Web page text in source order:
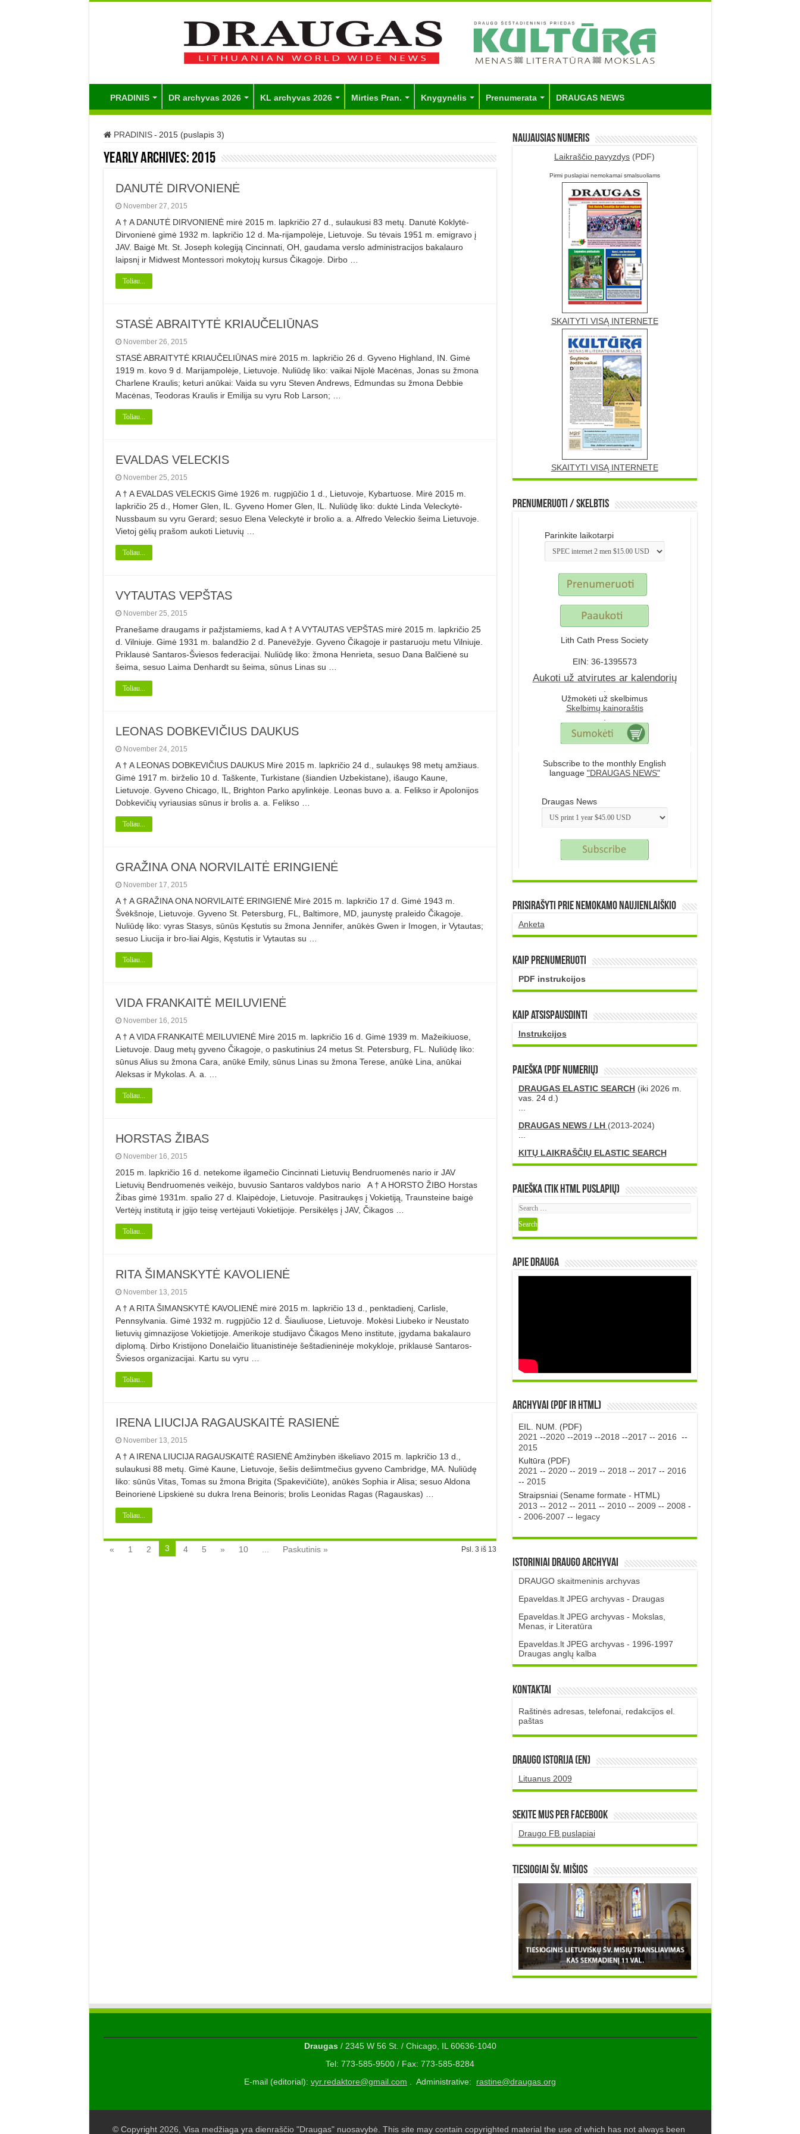
PRADINIS DR archyvas 2026 KL archyvas 2026 Mirties Pran. Knygynėlis Prenumerata DRAUGAS NEWS
PRADINIS - 2015 (puslapis 3)
Yearly Archives: 2015
DANUTĖ DIRVONIENĖ
November 27, 2015
A † A DANUTĖ DIRVONIENĖ mirė 2015 m. lapkričio 27 d., sulaukusi 83 metų. Danutė Koklytė-
Dirvonienė gimė 1932 m. lapkričio 12 d. Ma-rijampolėje, Lietuvoje. Su tėvais 1951 m. emigravo į
JAV. Baigė Mt. St. Joseph kolegiją Cincinnati, OH, gaudama verslo administracijos bakalauro
laipsnį ir Midwest Montessori mokytojų kursus Čikagoje. Dirbo …
Toliau...
STASĖ ABRAITYTĖ KRIAUČELIŪNAS
November 26, 2015
STASĖ ABRAITYTĖ KRIAUČELIŪNAS mirė 2015 m. lapkričio 26 d. Gyveno Highland, IN. Gimė
1919 m. kovo 9 d. Marijampolėje, Lietuvoje. Nuliūdę liko: vaikai Nijolė Macėnas, Jonas su žmona
Charlene Kraulis; keturi anūkai: Vaida su vyru Steven Andrews, Edmundas su žmona Debbie
Macėnas, Teodoras Kraulis ir Emilija su vyru Rob Larson; …
Toliau...
EVALDAS VELECKIS
November 25, 2015
A † A EVALDAS VELECKIS Gimė 1926 m. rugpjūčio 1 d., Lietuvoje, Kybartuose. Mirė 2015 m.
lapkričio 25 d., Homer Glen, IL. Gyveno Homer Glen, IL. Nuliūdę liko: duktė Linda Veleckytė-
Nussbaum su vyru Gerard; sesuo Elena Veleckytė ir brolio a. a. Alfredo Veleckio šeima Lietuvoje.
Vietoj gėlių prašom aukoti Lietuvių …
Toliau...
VYTAUTAS VEPŠTAS
November 25, 2015
Pranešame draugams ir pažįstamiems, kad A † A VYTAUTAS VEPŠTAS mirė 2015 m. lapkričio 25
d. Vilniuje. Gimė 1931 m. balandžio 2 d. Panevėžyje. Gyveno Čikagoje ir pastaruoju metu Vilniuje.
Priklausė Santaros-Šviesos federacijai. Nuliūdę liko: žmona Henrieta, sesuo Dana Balčienė su
šeima, sesuo Laima Denhardt su šeima, sūnus Linas su …
Toliau...
LEONAS DOBKEVIČIUS DAUKUS
November 24, 2015
A † A LEONAS DOBKEVIČIUS DAUKUS Mirė 2015 m. lapkričio 24 d., sulaukęs 98 metų amžiaus.
Gimė 1917 m. birželio 10 d. Taškente, Turkistane (šiandien Uzbekistane), išaugo Kaune,
Lietuvoje. Gyveno Chicago, IL, Brighton Parko apylinkėje. Leonas buvo a. a. Felikso ir Apolonijos
Dobkevičių vyriausias sūnus ir brolis a. a. Felikso …
Toliau...
GRAŽINA ONA NORVILAITĖ ERINGIENĖ
November 17, 2015
A † A GRAŽINA ONA NORVILAITĖ ERINGIENĖ Mirė 2015 m. lapkričio 17 d. Gimė 1943 m.
Švėkšnoje, Lietuvoje. Gyveno St. Petersburg, FL, Baltimore, MD, jaunystę praleido Čikagoje.
Nuliūdę liko: vyras Stasys, sūnūs Kęstutis su žmona Jennifer, anūkės Gwen ir Imogen, ir Vytautas;
sesuo Liucija ir bro-liai Algis, Kęstutis ir Vytautas su …
Toliau...
VIDA FRANKAITĖ MEILUVIENĖ
November 16, 2015
A † A VIDA FRANKAITĖ MEILUVIENĖ Mirė 2015 m. lapkričio 16 d. Gimė 1939 m. Mažeikiuose,
Lietuvoje. Daug metų gyveno Čikagoje, o paskutinius 24 metus St. Petersburg, FL. Nuliūdę liko:
sūnus Alius su žmona Cara, anūkė Emily, sūnus Linas su žmona Terese, anūkė Lina, anūkai
Aleksas ir Mykolas. A. a. …
Toliau...
HORSTAS ŽIBAS
November 16, 2015
2015 m. lapkričio 16 d. netekome ilgamečio Cincinnati Lietuvių Bendruomenės nario ir JAV
Lietuvių Bendruomenės veikėjo, buvusio Santaros valdybos nario A † A HORSTO ŽIBO Horstas
Žibas gimė 1931m. spalio 27 d. Klaipėdoje, Lietuvoje. Pasitraukęs į Vokietiją, Traunsteine baigė
Vertėjų institutą ir įgijo teisę vertėjauti Vokietijoje. Persikėlęs į JAV, Čikagos …
Toliau...
RITA ŠIMANSKYTĖ KAVOLIENĖ
November 13, 2015
A † A RITA ŠIMANSKYTĖ KAVOLIENĖ mirė 2015 m. lapkričio 13 d., penktadienį, Carlisle,
Pennsylvania. Gimė 1932 m. rugpjūčio 12 d. Šiauliuose, Lietuvoje. Mokėsi Liubeko ir Neustato
lietuvių gimnazijose Vokietijoje. Amerikoje studijavo Čikagos Meno institute, įgydama bakalauro
diplomą. Dirbo Kristijono Donelaičio lituanistinėje šeštadieninėje mokykloje, priklausė Santaros-
Šviesos organizacijai. Kartu su vyru …
Toliau...
IRENA LIUCIJA RAGAUSKAITĖ RASIENĖ
November 13, 2015
A † A IRENA LIUCIJA RAGAUSKAITĖ RASIENĖ Amžinybėn iškeliavo 2015 m. lapkričio 13 d.,
sulaukusi 88 metų. Gimė Kaune, Lietuvoje, šešis dešimtmečius gyveno Cambridge, MA. Nuliūdę
liko: sūnūs Vitas, Tomas su žmona Brigita (Spakevičiūte), anūkės Sophia ir Alisa; sesuo Aldona
Beinorienė Lipskienė su dukra Irena Beinoris; brolis Leonidas Ragas (Ragauskas) …
Toliau...
Psl. 3 iš 13
« 1 2 3 4 5 » 10 Paskutinis »
Naujausias numeris
Laikraščio pavyzdys (PDF)
Pirmi puslapiai nemokamai smalsuoliams
SKAITYTI VISĄ INTERNETE
SKAITYTI VISĄ INTERNETE
Prenumeruoti / Skelbtis
Parinkite laikotarpi
Lith Cath Press Society
EIN: 36-1395573
Aukoti už atvirutes ar kalendorių
.
Užmokėti už skelbimus
Skelbimų kainoraštis
.
Subscribe to the monthly English
language "DRAUGAS NEWS"
Draugas News
Prisirašyti prie nemokamo naujienlaiškio
Anketa
Kaip prenumeruoti
PDF instrukcijos
Kaip atsispausdinti
Instrukcijos
PAIEŠKA (PDF numerių)
DRAUGAS ELASTIC SEARCH(iki 2026 m.
vas. 24 d.)
...
DRAUGAS NEWS / LH (2013-2024)
...
KITŲ LAIKRAŠČIŲ ELASTIC SEARCH
Paieška (tik HTML puslapių)
Apie DRAUGA
Archyvai (PDF ir HTML)
EIL. NUM. (PDF)
2021 --2020--2019 --2018 --2017 -- 2016 --
2015
Kultūra (PDF)
2021 -- 2020-- 2019 -- 2018 -- 2017 -- 2016
-- 2015
Straipsniai (Sename formate - HTML)
2013 -- 2012 -- 2011 -- 2010-- 2009 -- 2008 -
- 2006-2007 -- legacy
Istoriniai DRAUGO Archyvai
DRAUGO skaitmeninis archyvas
Epaveldas.lt JPEG archyvas - Draugas
Epaveldas.lt JPEG archyvas - Mokslas,
Menas, ir Literatūra
Epaveldas.lt JPEG archyvas - 1996-1997
Draugas anglų kalba
Kontaktai
Raštinės adresas, telefonai, redakcijos el.
paštas
DRAUGO istorija (EN)
Lituanus 2009
Sekite mus per Facebook
Draugo FB puslapiai
TIESIOGIAI šv. MIŠIOS
Draugas/ 2345 W 56 St. / Chicago, IL 60636-1040
Tel: 773-585-9500 / Fax: 773-585-8284
E-mail (editorial): vyr.redaktore@gmail.com . Administrative: rastine@draugas.org
© Copyright 2026, Visa medžiaga yra dienraščio "Draugas" nuosavybė. This site may contain copyrighted material the use of which has not always been